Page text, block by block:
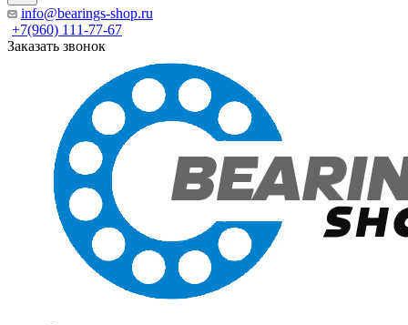
info@bearings-shop.ru
+7(960) 111-77-67
Заказать звонок